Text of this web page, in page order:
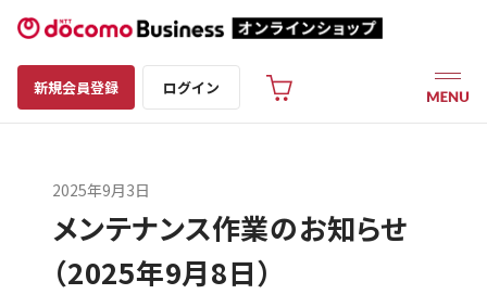
新規会員登録 ログイン
2025年9月3日
メンテナンス作業のお知らせ
（2025年9月8日）